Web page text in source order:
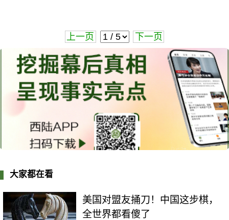
上一页 下一页
大家都在看
美国对盟友捅刀！中国这步棋，
全世界都看傻了